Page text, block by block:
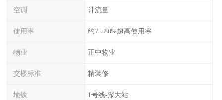
空调 计流量
使用率 约75-80%超高使用率
物业 正中物业
交楼标准 精装修
地铁 1号线-深大站